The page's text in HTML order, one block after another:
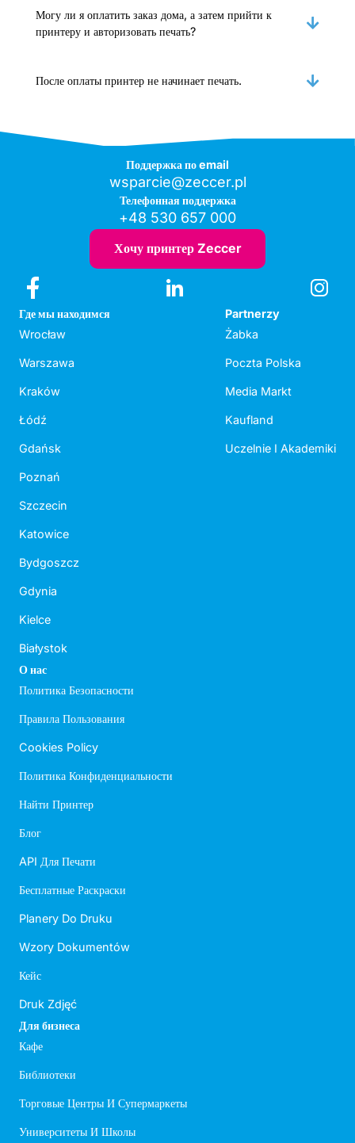
Могу ли я оплатить заказ дома, а затем прийти к
принтеру и авторизовать печать?
После оплаты принтер не начинает печать.
Поддержка по email
wsparcie@zeccer.pl
Телефонная поддержка
+48 530 657 000
Хочу принтер Zeccer
Где мы находимся
Wrocław
Warszawa
Kraków
Łódź
Gdańsk
Poznań
Szczecin
Katowice
Bydgoszcz
Gdynia
Kielce
Białystok
Partnerzy
Żabka
Poczta Polska
Media Markt
Kaufland
Uczelnie I Akademiki
О нас
Политика Безопасности
Правила Пользования
Cookies Policy
Политика Конфиденциальности
Найти Принтер
Блог
API Для Печати
Бесплатные Раскраски
Planery Do Druku
Wzory Dokumentów
Кейс
Druk Zdjęć
Для бизнеса
Кафе
Библиотеки
Торговые Центры И Супермаркеты
Университеты И Школы